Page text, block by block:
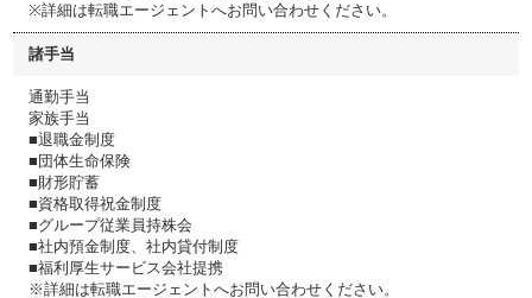
※詳細は転職エージェントへお問い合わせください。
諸手当
通勤手当
家族手当
■退職金制度
■団体生命保険
■財形貯蓄
■資格取得祝金制度
■グループ従業員持株会
■社内預金制度、社内貸付制度
■福利厚生サービス会社提携
※詳細は転職エージェントへお問い合わせください。